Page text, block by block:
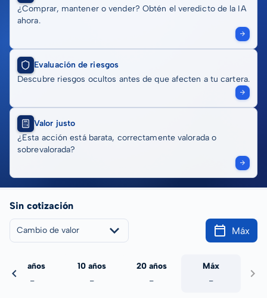
¿Comprar, mantener o vender? Obtén el veredicto de la IA
ahora.
Evaluación de riesgos
Descubre riesgos ocultos antes de que afecten a tu cartera.
Valor justo
¿Esta acción está barata, correctamente valorada o
sobrevalorada?
Sin cotización
Cambio de valor Máx
5 años
-
10 años
-
20 años
-
Máx
-